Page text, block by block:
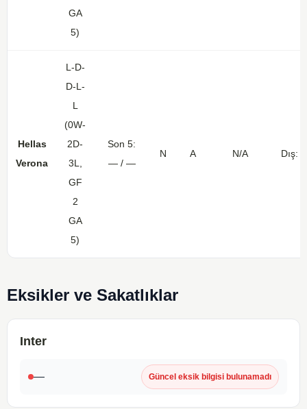
GA
5)
Hellas
Verona
L-D-
D-L-
L
(0W-
2D-
3L,
GF
2
GA
5)
Son 5:
— / —
N A N/A Dış:
Eksikler ve Sakatlıklar
Inter
— Güncel eksik bilgisi bulunamadı